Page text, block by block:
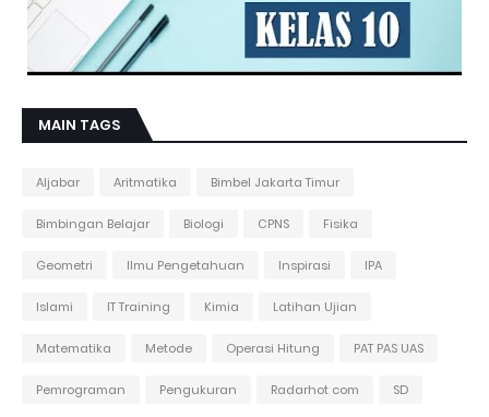
MAIN TAGS
Aljabar Aritmatika Bimbel Jakarta Timur
Bimbingan Belajar Biologi CPNS Fisika
Geometri Ilmu Pengetahuan Inspirasi IPA
Islami IT Training Kimia Latihan Ujian
Matematika Metode Operasi Hitung PAT PAS UAS
Pemrograman Pengukuran Radarhot com SD